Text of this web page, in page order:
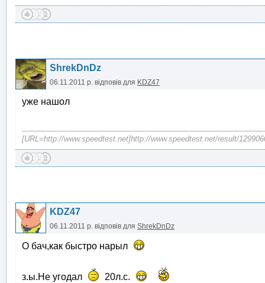
ShrekDnDz
06.11.2011 р. відповів для KDZ47
уже нашол
[URL=http://www.speedtest.net]http://www.speedtest.net/result/
KDZ47
06.11.2011 р. відповів для ShrekDnDz
О бач,как быстро нарыл
з.ы.Не угодал 20л.с.